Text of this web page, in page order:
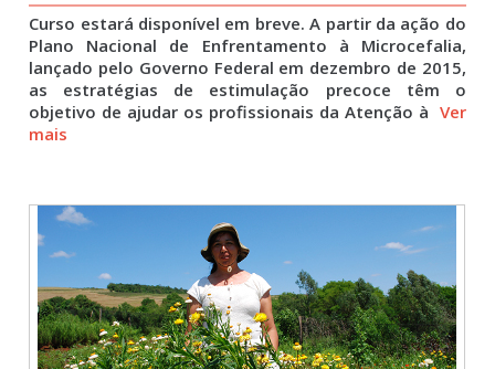
Curso estará disponível em breve. A partir da ação do
Plano Nacional de Enfrentamento à Microcefalia,
lançado pelo Governo Federal em dezembro de 2015,
as estratégias de estimulação precoce têm o
objetivo de ajudar os profissionais da Atenção à Ver
mais